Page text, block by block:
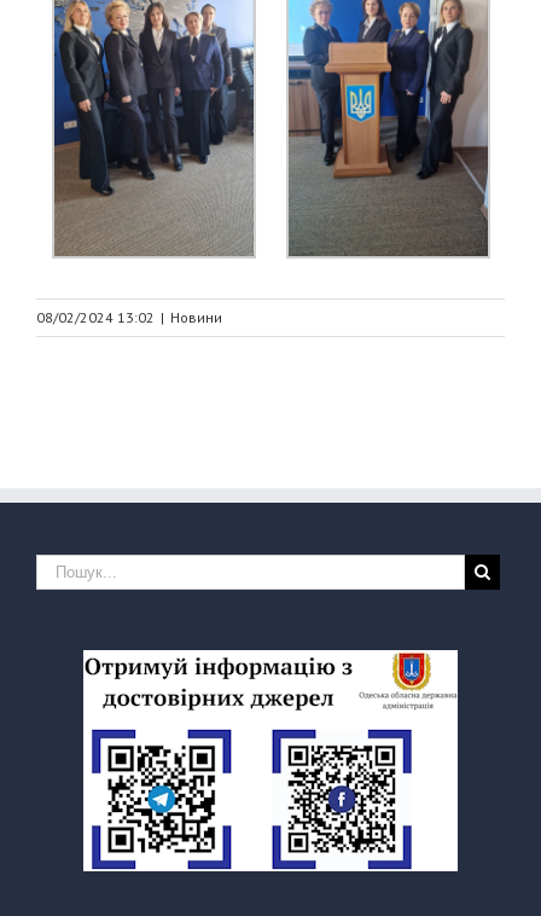
08/02/2024 13:02 | Новини